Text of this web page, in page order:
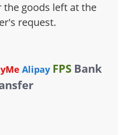
goods left at the
request.
Alipay FPS Bank